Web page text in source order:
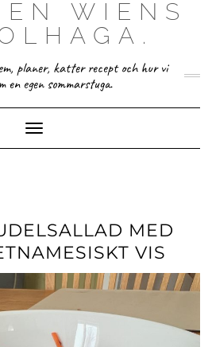
WIENS
planer, katter recept och hur vi
en egen sommarstuga.
Toggle Navigation
MED
VIS